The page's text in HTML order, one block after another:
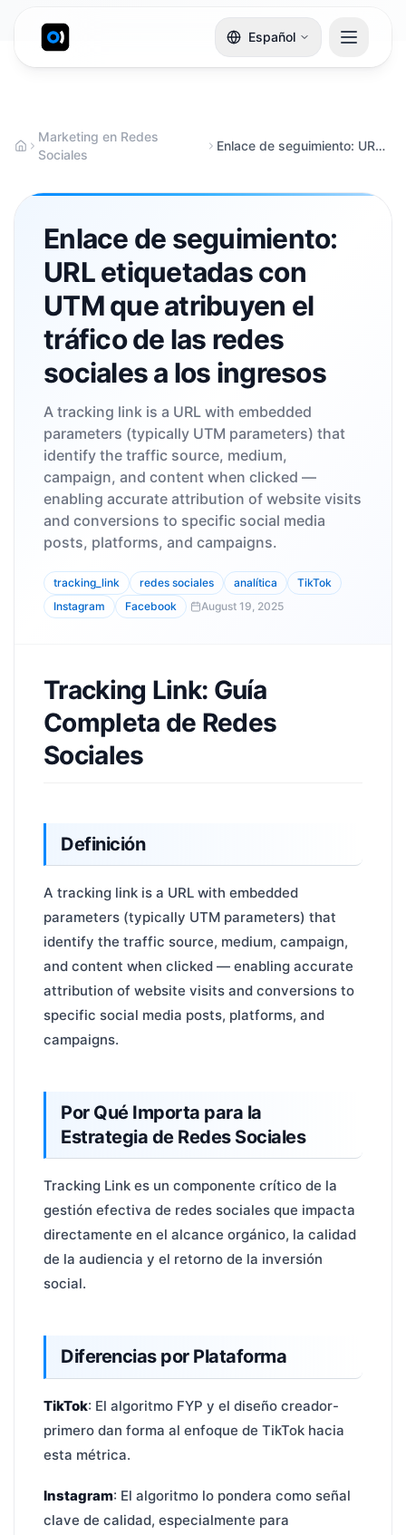
Español
Marketing en Redes
Sociales
Enlace de seguimiento: URL etiquetadas con UTM que atribuyen el tráfico de las redes sociales a los ingresos
Enlace de seguimiento:
URL etiquetadas con
UTM que atribuyen el
tráfico de las redes
sociales a los ingresos
A tracking link is a URL with embedded
parameters (typically UTM parameters) that
identify the traffic source, medium,
campaign, and content when clicked —
enabling accurate attribution of website visits
and conversions to specific social media
posts, platforms, and campaigns.
tracking_link redes sociales analítica
TikTok
Instagram
Facebook August 19, 2025
Tracking Link: Guía
Completa de Redes
Sociales
Definición
A tracking link is a URL with embedded
parameters (typically UTM parameters) that
identify the traffic source, medium, campaign,
and content when clicked — enabling accurate
attribution of website visits and conversions to
specific social media posts, platforms, and
campaigns.
Por Qué Importa para la
Estrategia de Redes Sociales
Tracking Link es un componente crítico de la
gestión efectiva de redes sociales que impacta
directamente en el alcance orgánico, la calidad
de la audiencia y el retorno de la inversión
social.
Diferencias por Plataforma
TikTok: El algoritmo FYP y el diseño creador-
primero dan forma al enfoque de TikTok hacia
esta métrica.
Instagram: El algoritmo lo pondera como señal
clave de calidad, especialmente para